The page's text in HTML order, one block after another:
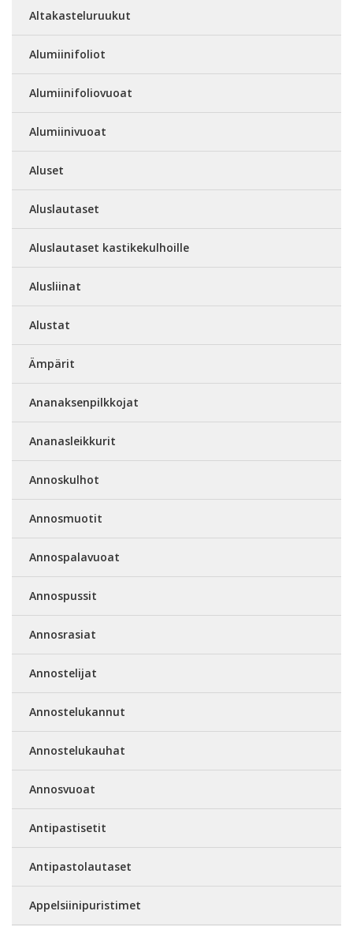
Altakasteluruukut
Alumiinifoliot
Alumiinifoliovuoat
Alumiinivuoat
Aluset
Aluslautaset
Aluslautaset kastikekulhoille
Alusliinat
Alustat
Ämpärit
Ananaksenpilkkojat
Ananasleikkurit
Annoskulhot
Annosmuotit
Annospalavuoat
Annospussit
Annosrasiat
Annostelijat
Annostelukannut
Annostelukauhat
Annosvuoat
Antipastisetit
Antipastolautaset
Appelsiinipuristimet